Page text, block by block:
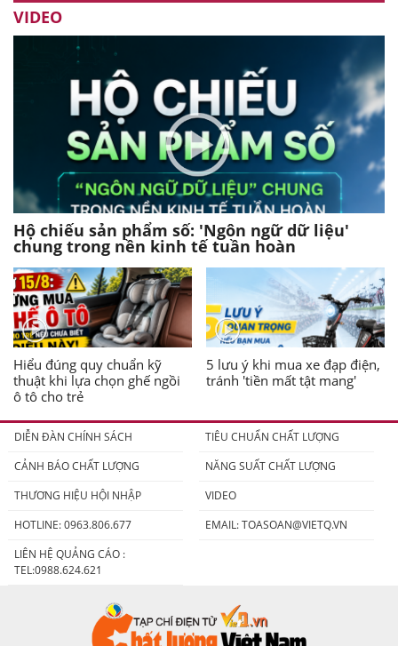
VIDEO
Hộ chiếu sản phẩm số: 'Ngôn ngữ dữ liệu'
chung trong nền kinh tế tuần hoàn
Hiểu đúng quy chuẩn kỹ
thuật khi lựa chọn ghế ngồi
ô tô cho trẻ
5 lưu ý khi mua xe đạp điện,
tránh 'tiền mất tật mang'
DIỄN ĐÀN CHÍNH SÁCH
TIÊU CHUẨN CHẤT LƯỢNG
CẢNH BÁO CHẤT LƯỢNG
NĂNG SUẤT CHẤT LƯỢNG
THƯƠNG HIỆU HỘI NHẬP
VIDEO
HOTLINE: 0963.806.677
EMAIL:TOASOAN@VIETQ.VN
LIÊN HỆ QUẢNG CÁO :
TEL:0988.624.621